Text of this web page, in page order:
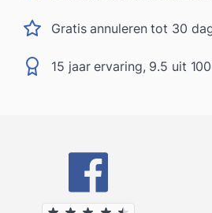
Gratis annuleren tot 30
15 jaar ervaring, 9.5 uit